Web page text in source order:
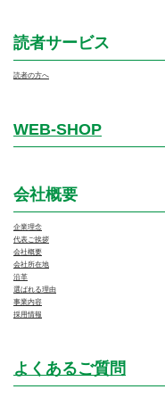
読者サービス
読者の方へ
WEB-SHOP
会社概要
企業理念
代表ご挨拶
会社概要
会社所在地
沿革
選ばれる理由
事業内容
採用情報
よくあるご質問